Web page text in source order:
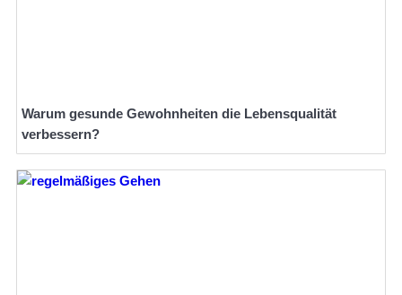
Warum gesunde Gewohnheiten die Lebensqualität
verbessern?